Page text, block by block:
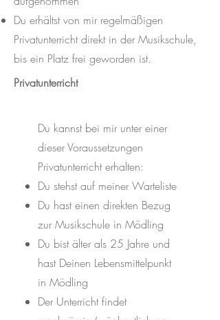
Du erhältst von mir regelmäßigen
Privatunterricht direkt in der Musikschule,
bis ein Platz frei geworden ist.
Privatunterricht
Du kannst bei mir unter einer
dieser Voraussetzungen
Privatunterricht erhalten:
Du stehst auf meiner Warteliste
Du hast einen direkten Bezug
zur Musikschule in Mödling
Du bist älter als 25 Jahre und
hast Deinen Lebensmittelpunkt
in Mödling
Der Unterricht findet